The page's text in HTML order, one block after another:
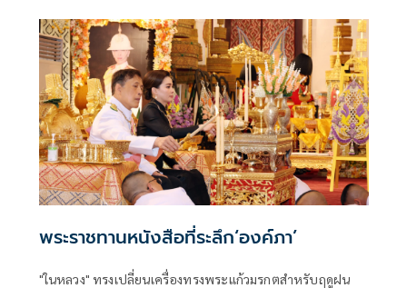
ดิน” และทอดพระเนตรนิทรรศการเฉลิมพระเกียรติ ฯ ณ ศูนย์
แสดงสินค้าและการประชุมอิมแพ็ค เมืองทองธานี อำเภอ
ปากเกร็ด จังหวัดนนทบุรี
พระราชทานหนังสือที่ระลึก‘องค์ภา’
"ในหลวง" ทรงเปลี่ยนเครื่องทรงพระแก้วมรกตสำหรับฤดูฝน